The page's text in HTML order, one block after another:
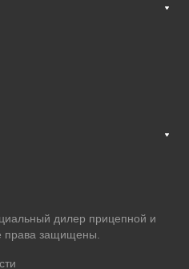
дилер прицепной и
права защищены.